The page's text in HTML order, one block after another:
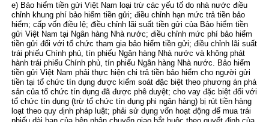
e) Bảo hiểm tiền gửi Việt Nam loại trừ các yếu tố do nhà nước điều
chỉnh khung phí bảo hiểm tiền gửi; điều chỉnh hạn mức trả tiền bảo
hiểm; cấp vốn điều lệ; điều chỉnh lãi suất tiền gửi của Bảo hiểm tiền
gửi Việt Nam tại Ngân hàng Nhà nước; điều chỉnh mức phí bảo hiểm
tiền gửi đối với tổ chức tham gia bảo hiểm tiền gửi; điều chỉnh lãi suất
trái phiếu Chính phủ, tín phiếu Ngân hàng Nhà nước và không phát
hành trái phiếu Chính phủ, tín phiếu Ngân hàng Nhà nước. Bảo hiểm
tiền gửi Việt Nam phải thực hiện chi trả tiền bảo hiểm cho người gửi
tiền tại tổ chức tín dụng được kiểm soát đặc biệt theo phương án phá
sản của tổ chức tín dụng đã được phê duyệt; cho vay đặc biệt đối với
tổ chức tín dụng (trừ tổ chức tín dụng phi ngân hàng) bị rút tiền hàng
loạt theo quy định pháp luật; phải sử dụng vốn hoạt động để mua trái